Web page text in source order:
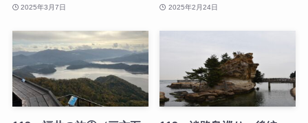
2025年3月7日 2025年2月24日